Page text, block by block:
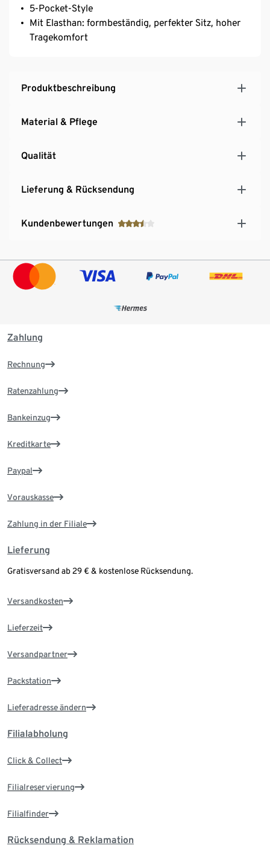
5-Pocket-Style
Mit Elasthan: formbeständig, perfekter Sitz, hoher
Tragekomfort
Produktbeschreibung
Material & Pflege
Qualität
Lieferung & Rücksendung
Kundenbewertungen
Zahlung
Rechnung
Ratenzahlung
Bankeinzug
Kreditkarte
Paypal
Vorauskasse
Zahlung in der Filiale
Lieferung
Gratisversand ab 29 € & kostenlose Rücksendung.
Versandkosten
Lieferzeit
Versandpartner
Packstation
Lieferadresse ändern
Filialabholung
Click & Collect
Filialreservierung
Filialfinder
Rücksendung & Reklamation